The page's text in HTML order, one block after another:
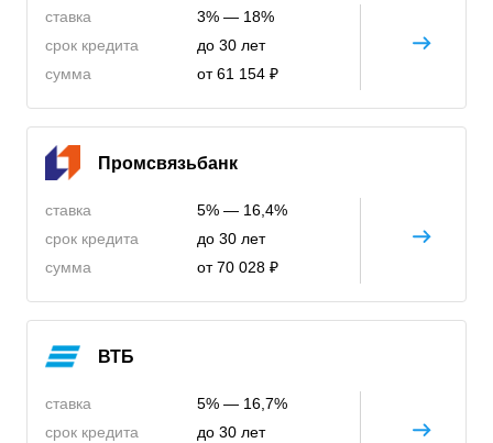
ставка
срок кредита
сумма
3% — 18%
до 30 лет
от 61 154 ₽
Промсвязьбанк
ставка
срок кредита
сумма
5% — 16,4%
до 30 лет
от 70 028 ₽
ВТБ
ставка
срок кредита
5% — 16,7%
до 30 лет